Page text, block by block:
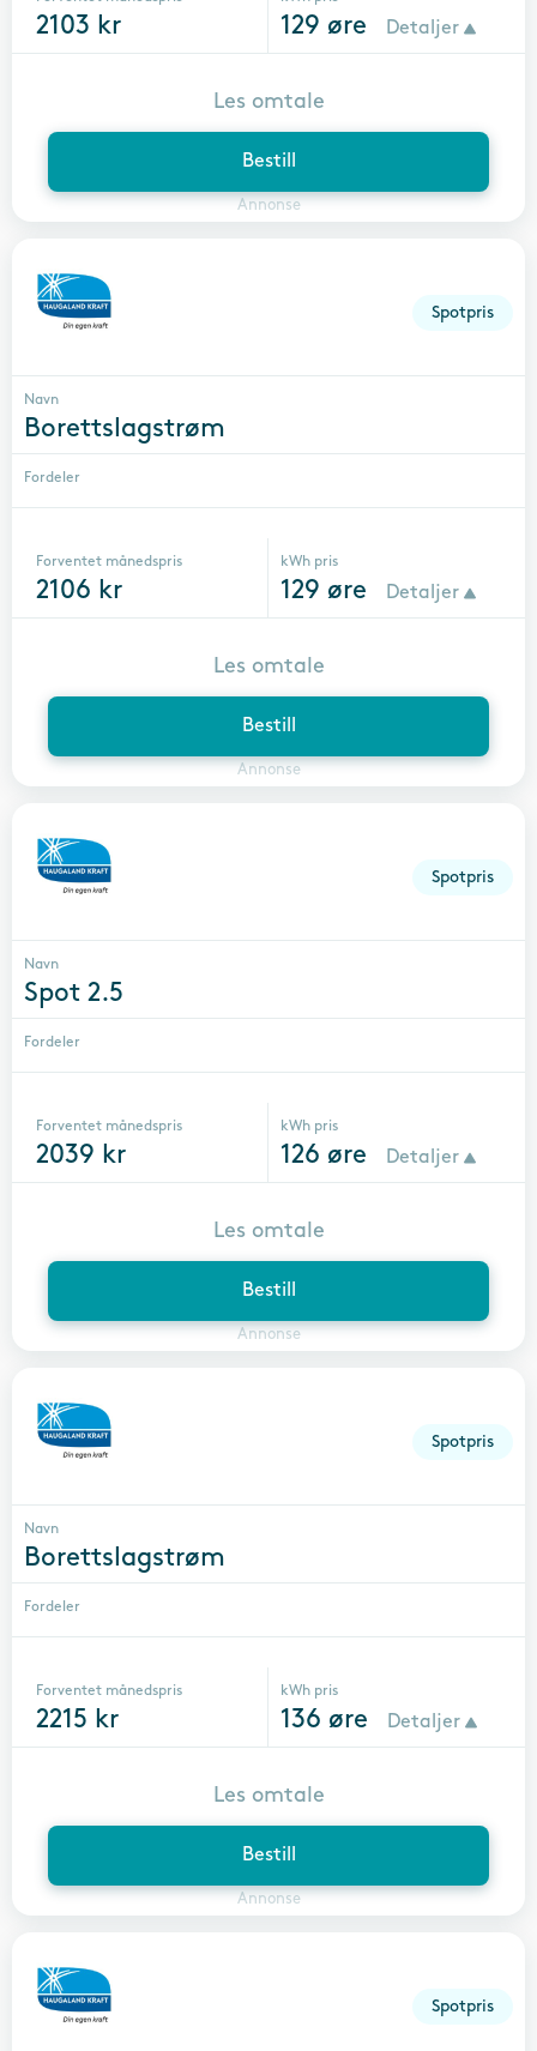
2103 kr 129 øre Detaljer
Bestill
Annonse
Les omtale
Spotpris
Navn
Borettslagstrøm
Fordeler
Forventet månedspris
2106 kr
kWh pris
129 øre Detaljer
Bestill
Annonse
Les omtale
Spotpris
Navn
Spot 2.5
Fordeler
Forventet månedspris
2039 kr
kWh pris
126 øre Detaljer
Bestill
Annonse
Les omtale
Spotpris
Navn
Borettslagstrøm
Fordeler
Forventet månedspris
2215 kr
kWh pris
136 øre Detaljer
Bestill
Annonse
Les omtale
Spotpris